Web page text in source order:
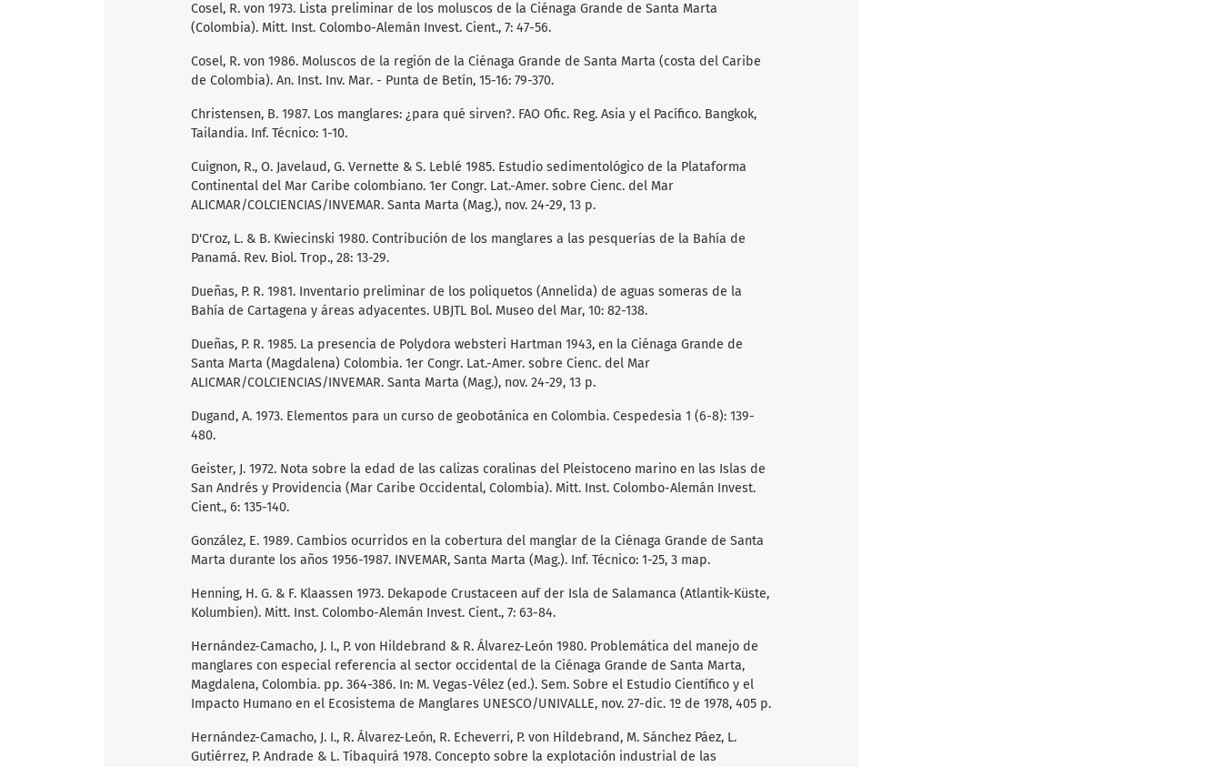
Cosel, R. von 1973. Lista preliminar de los moluscos de la Ciénaga Grande de Santa Marta
(Colombia). Mitt. Inst. Colombo-Alemán Invest. Cient., 7: 47-56.
Cosel, R. von 1986. Moluscos de la región de la Ciénaga Grande de Santa Marta (costa del Caribe
de Colombia). An. Inst. Inv. Mar. - Punta de Betín, 15-16: 79-370.
Christensen, B. 1987. Los manglares: ¿para qué sirven?. FAO Ofic. Reg. Asia y el Pacífico. Bangkok,
Tailandia. Inf. Técnico: 1-10.
Cuignon, R., O. Javelaud, G. Vernette & S. Leblé 1985. Estudio sedimentológico de la Plataforma
Continental del Mar Caribe colombiano. 1er Congr. Lat.-Amer. sobre Cienc. del Mar
ALICMAR/COLCIENCIAS/INVEMAR. Santa Marta (Mag.), nov. 24-29, 13 p.
D'Croz, L. & B. Kwiecinski 1980. Contribución de los manglares a las pesquerías de la Bahía de
Panamá. Rev. Biol. Trop., 28: 13-29.
Dueñas, P. R. 1981. Inventario preliminar de los poliquetos (Annelida) de aguas someras de la
Bahía de Cartagena y áreas adyacentes. UBJTL Bol. Museo del Mar, 10: 82-138.
Dueñas, P. R. 1985. La presencia de Polydora websteri Hartman 1943, en la Ciénaga Grande de
Santa Marta (Magdalena) Colombia. 1er Congr. Lat.-Amer. sobre Cienc. del Mar
ALICMAR/COLCIENCIAS/INVEMAR. Santa Marta (Mag.), nov. 24-29, 13 p.
Dugand, A. 1973. Elementos para un curso de geobotánica en Colombia. Cespedesia 1 (6-8): 139-
480.
Geister, J. 1972. Nota sobre la edad de las calizas coralinas del Pleistoceno marino en las Islas de
San Andrés y Providencia (Mar Caribe Occidental, Colombia). Mitt. Inst. Colombo-Alemán Invest.
Cient., 6: 135-140.
González, E. 1989. Cambios ocurridos en la cobertura del manglar de la Ciénaga Grande de Santa
Marta durante los años 1956-1987. INVEMAR, Santa Marta (Mag.). Inf. Técnico: 1-25, 3 map.
Henning, H. G. & F. Klaassen 1973. Dekapode Crustaceen auf der Isla de Salamanca (Atlantik-Küste,
Kolumbien). Mitt. Inst. Colombo-Alemán Invest. Cient., 7: 63-84.
Hernández-Camacho, J. I., P. von Hildebrand & R. Álvarez-León 1980. Problemática del manejo de
manglares con especial referencia al sector occidental de la Ciénaga Grande de Santa Marta,
Magdalena, Colombia. pp. 364-386. In: M. Vegas-Vélez (ed.). Sem. Sobre el Estudio Científico y el
Impacto Humano en el Ecosistema de Manglares UNESCO/UNIVALLE, nov. 27-dic. 1º de 1978, 405 p.
Hernández-Camacho, J. I., R. Álvarez-León, R. Echeverri, P. von Hildebrand, M. Sánchez Páez, L.
Gutiérrez, P. Andrade & L. Tibaquirá 1978. Concepto sobre la explotación industrial de las